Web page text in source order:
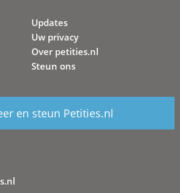
Updates
Uw privacy
Over petities.nl
Steun ons
en steun Petities.nl